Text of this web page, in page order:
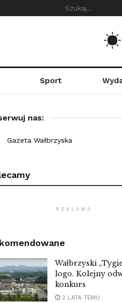
Sport
nas:
Gazeta Wałbrzyska
REKLAMA
Wałbrzyski
logo. Kolejny
konkurs
2 LATA TEMU